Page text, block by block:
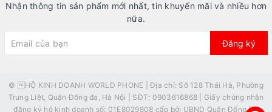
Nhận thông tin sản phẩm mới nhất, tin khuyến mãi và nhiều hơn
nữa.
Đăng ký
© HỘ KINH DOANH WORLD PHONE | Địa chỉ: Số 128 Thái Hà, Phường
Trung Liệt, Quận Đống đa, Hà Nội | SĐT: 0903616868 | Giấy chứng nhận
đăng ký hộ kinh doanh số: 01E8029808 cấp bởi UBND Quận Đống Đa